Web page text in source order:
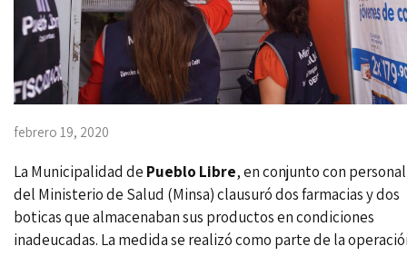
febrero 19, 2020
La Municipalidad de Pueblo Libre, en conjunto con personal
del Ministerio de Salud (Minsa) clausuró dos farmacias y dos
boticas que almacenaban sus productos en condiciones
inadeucadas. La medida se realizó como parte de la